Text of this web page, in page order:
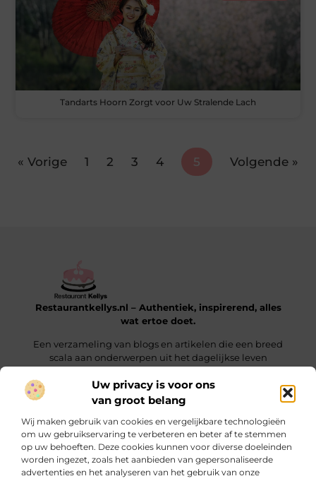
Uw privacy is voor ons
van groot belang
Wij maken gebruik van cookies en vergelijkbare technologieën
om uw gebruikservaring te verbeteren en beter af te stemmen
op uw behoeften. Deze cookies kunnen voor diverse doeleinden
worden ingezet, zoals het aanbieden van gepersonaliseerde
advertenties en het analyseren van het gebruik van onze
Tandarts Hoorn Zorgt voor Uw Stralende Lach
« Vorige 1 2 3 4 5 Volgende »
Restaurantkellys.nl – Authentiek, inspirerend, alles
wat ertoe doet.
Een verzameling van blogs en artikelen die een breed
scala aan onderwerpen uit het dagelijkse leven
Onze informatie
Bericht categorie